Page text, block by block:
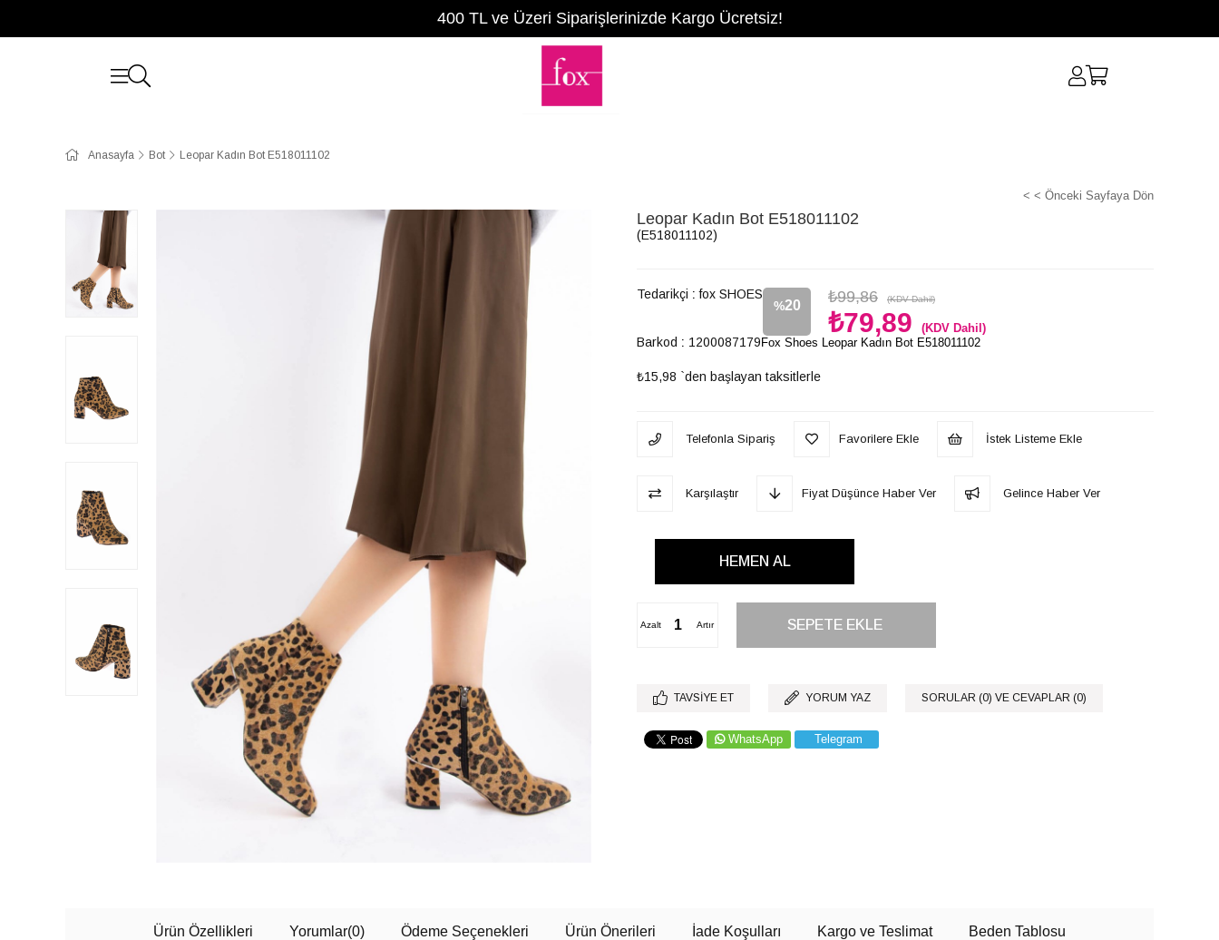
400 TL ve Üzeri Siparişlerinizde Kargo Ücretsiz!
Anasayfa Bot Leopar Kadın Bot E518011102
< < Önceki Sayfaya Dön
Leopar Kadın Bot E518011102
(E518011102)
Tedarikçi : fox SHOES
%20
İndirim
₺99,86 (KDV Dahil)
₺79,89 (KDV Dahil)
Barkod : 1200087179
₺15,98 `den başlayan taksitlerle
Fox Shoes Leopar Kadın Bot E518011102
Telefonla Sipariş Favorilere Ekle İstek Listeme Ekle
Karşılaştır Fiyat Düşünce Haber Ver Gelince Haber Ver
Artır
Azalt
TAVSIYE ET YORUM YAZ SORULAR (0) VE CEVAPLAR (0)
WhatsApp Telegram
Ürün Özellikleri Yorumlar(0) Ödeme Seçenekleri Ürün Önerileri İade Koşulları Kargo ve Teslimat Beden Tablosu